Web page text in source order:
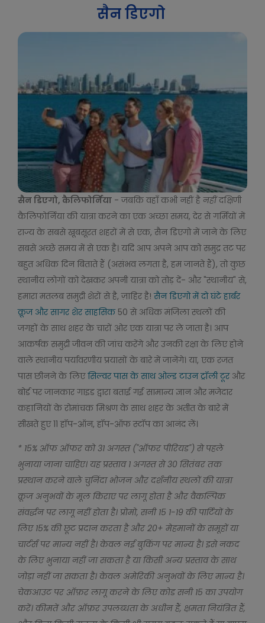
सैन डिएगो
सैन डिएगो, कैलिफोर्निया - जबकि वहाँ कभी नहीं है नहींदक्षिणी
कैलिफोर्निया की यात्रा करने का एक अच्छा समय, देर से गर्मियों में
राज्य के सबसे खूबसूरत शहरों में से एक, सैन डिएगो में जाने के लिए
सबसे अच्छे समय में से एक है। यदि आप अपने आप को समुद्र तट पर
बहुत अधिक दिन बिताते हैं (असंभव लगता है, हम जानते हैं), तो कुछ
स्थानीय लोगों को देखकर अपनी यात्रा को तोड़ दें- और "स्थानीय" से,
हमारा मतलब समुद्री शेरों से है, ज़ाहिर है! सैन डिएगो में दो घंटे हार्बर
क्रूज और सागर शेर साहसिक50 से अधिक मंजिला स्थलों की
जगहों के साथ शहर के चारों ओर एक यात्रा पर ले जाता है। आप
आकर्षक समुद्री जीवन की जांच करेंगे और उनकी रक्षा के लिए होने
वाले स्थानीय पर्यावरणीय प्रयासों के बारे में जानेंगे। या, एक रजत
पास छीनने के लिएसिल्वर पास के साथ ओल्ड टाउन ट्रॉली टूरऔर
बोर्ड पर जानकार गाइड द्वारा बताई गई सामान्य ज्ञान और मजेदार
कहानियों के रोमांचक मिश्रण के साथ शहर के अतीत के बारे में
सीखते हुए 11 हॉप-ऑन, हॉप-ऑफ स्टॉप का आनंद लें।
* 15% ऑफ ऑफर को 31 अगस्त ("ऑफर पीरियड") से पहले
भुनाया जाना चाहिए। यह प्रस्ताव 1 अगस्त से 30 सितंबर तक
प्रस्थान करने वाले चुनिंदा भोजन और दर्शनीय स्थलों की यात्रा
क्रूज अनुभवों के मूल किराए पर लागू होता है और वैकल्पिक
संवर्द्धन पर लागू नहीं होता है। प्रोमो, सनी 15 1-19 की पार्टियों के
लिए 15% की छूट प्रदान करता है और 20+ मेहमानों के समूहों या
चार्टर्स पर मान्य नहीं है। केवल नई बुकिंग पर मान्य है। इसे नकद
के लिए भुनाया नहीं जा सकता है या किसी अन्य प्रस्ताव के साथ
जोड़ा नहीं जा सकता है। केवल अमेरिकी अनुभवों के लिए मान्य है।
चेकआउट पर ऑफ़र लागू करने के लिए कोड सनी 15 का उपयोग
करें। कीमतें और ऑफ़र उपलब्धता के अधीन हैं, क्षमता नियंत्रित हैं,